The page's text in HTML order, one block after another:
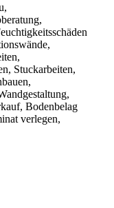
Stuckarbeiten,
Bodenbelag
verlegen,